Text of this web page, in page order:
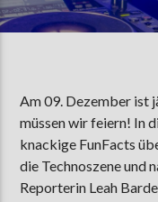
AKTUELLER TRACK
SHINE
BLACKGOLD
Am 09. Dezember ist
müssen wir feiern! In
knackige FunFacts
die Technoszene und
Reporterin Leah